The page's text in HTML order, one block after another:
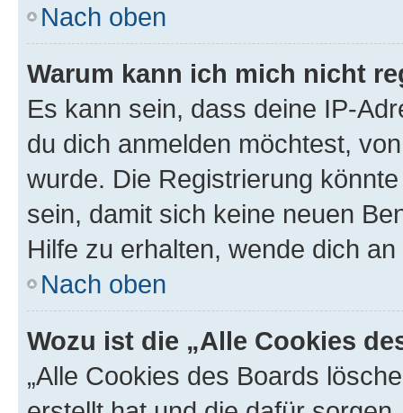
Nach oben
Warum kann ich mich nicht
Es kann sein, dass deine IP-
du dich anmelden möchtest,
wurde. Die Registrierung
sein, damit sich keine neuen
Hilfe zu erhalten, wende dich
Nach oben
Wozu ist die „Alle Cookies
„Alle Cookies des Boards